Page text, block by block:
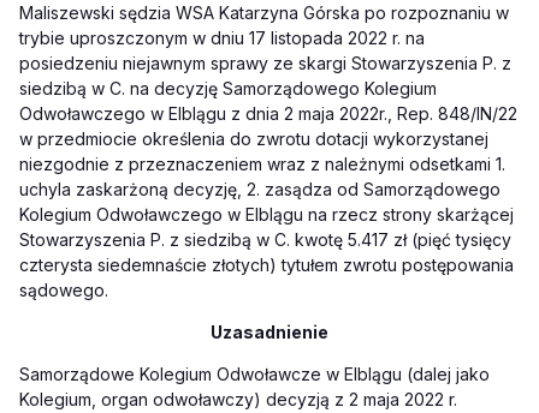
Maliszewski sędzia WSA Katarzyna Górska po rozpoznaniu w
trybie uproszczonym w dniu 17 listopada 2022 r. na
posiedzeniu niejawnym sprawy ze skargi Stowarzyszenia P. z
siedzibą w C. na decyzję Samorządowego Kolegium
Odwoławczego w Elblągu z dnia 2 maja 2022r., Rep. 848/IN/22
w przedmiocie określenia do zwrotu dotacji wykorzystanej
niezgodnie z przeznaczeniem wraz z należnymi odsetkami 1.
uchyla zaskarżoną decyzję, 2. zasądza od Samorządowego
Kolegium Odwoławczego w Elblągu na rzecz strony skarżącej
Stowarzyszenia P. z siedzibą w C. kwotę 5.417 zł (pięć tysięcy
czterysta siedemnaście złotych) tytułem zwrotu postępowania
sądowego.
Uzasadnienie
Samorządowe Kolegium Odwoławcze w Elblągu (dalej jako
Kolegium, organ odwoławczy) decyzją z 2 maja 2022 r.